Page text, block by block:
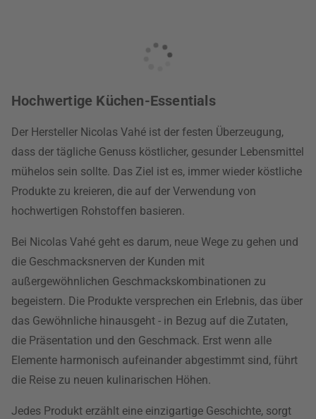
Hochwertige Küchen-Essentials
Der Hersteller Nicolas Vahé ist der festen Überzeugung,
dass der tägliche Genuss köstlicher, gesunder Lebensmittel
mühelos sein sollte. Das Ziel ist es, immer wieder köstliche
Produkte zu kreieren, die auf der Verwendung von
hochwertigen Rohstoffen basieren.
Bei Nicolas Vahé geht es darum, neue Wege zu gehen und
die Geschmacksnerven der Kunden mit
außergewöhnlichen Geschmackskombinationen zu
begeistern. Die Produkte versprechen ein Erlebnis, das über
das Gewöhnliche hinausgeht - in Bezug auf die Zutaten,
die Präsentation und den Geschmack. Erst wenn alle
Elemente harmonisch aufeinander abgestimmt sind, führt
die Reise zu neuen kulinarischen Höhen.
Jedes Produkt erzählt eine einzigartige Geschichte, sorgt